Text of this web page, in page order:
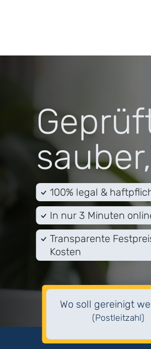
100% legal &
In nur 3 Minuten
Transparente
Kosten
Wo soll gereinigt
(Postleitzahl)